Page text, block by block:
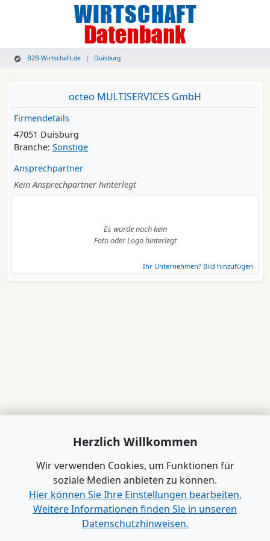
B2B-Wirtschaft.de Duisburg
octeo MULTISERVICES GmbH
Firmendetails
47051 Duisburg
Branche: Sonstige
Ansprechpartner
Kein Ansprechpartner hinterlegt
Es wurde noch kein
Foto oder Logo hinterlegt
Ihr Unternehmen? Bild hinzufügen
Herzlich Willkommen
Wir verwenden Cookies, um Funktionen für
soziale Medien anbieten zu können.
Hier können Sie Ihre Einstellungen bearbeiten.
Weitere Informationen finden Sie in unseren
Datenschutzhinweisen.